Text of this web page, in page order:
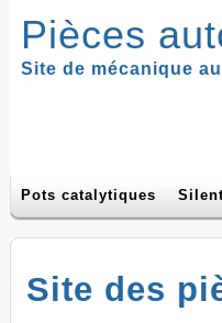
Pièces
Site de mécanique
Pots catalytiques
Site des